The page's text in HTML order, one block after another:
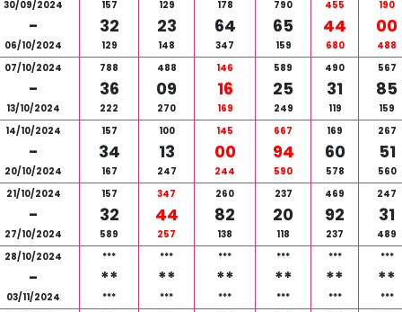
30/09/2024
-
06/10/2024
157
32
129
129
23
148
178
64
347
790
65
159
455
44
680
190
00
488
07/10/2024
-
13/10/2024
788
36
222
488
09
270
146
16
169
589
25
249
490
31
119
567
85
159
14/10/2024
-
20/10/2024
157
34
167
100
13
247
145
00
244
667
94
590
169
60
578
267
51
560
21/10/2024
-
27/10/2024
157
32
589
347
44
257
260
82
138
237
20
118
469
92
237
247
31
489
28/10/2024
-
03/11/2024
***
**
***
***
**
***
***
**
***
***
**
***
***
**
***
***
**
***